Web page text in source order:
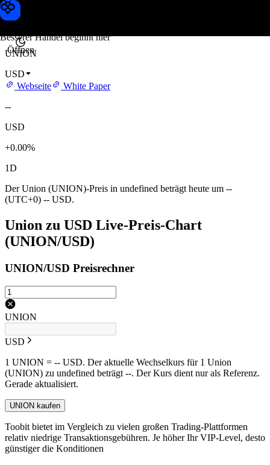
Besserer Handel beginnt hier
Öffnen
Union Kurs
UNION
USD
Webseite
White Paper
--
USD
+0.00%
1D
Der Union (UNION)-Preis in undefined beträgt heute um --
(UTC+0) -- USD.
Union zu USD Live-Preis-Chart
(UNION/USD)
UNION/USD Preisrechner
UNION
USD
1 UNION = -- USD. Der aktuelle Wechselkurs für 1 Union
(UNION) zu undefined beträgt --. Der Kurs dient nur als Referenz.
Gerade aktualisiert.
UNION kaufen
Toobit bietet im Vergleich zu vielen großen Trading-Plattformen
relativ niedrige Transaktionsgebühren. Je höher Ihr VIP-Level, desto
günstiger die Konditionen